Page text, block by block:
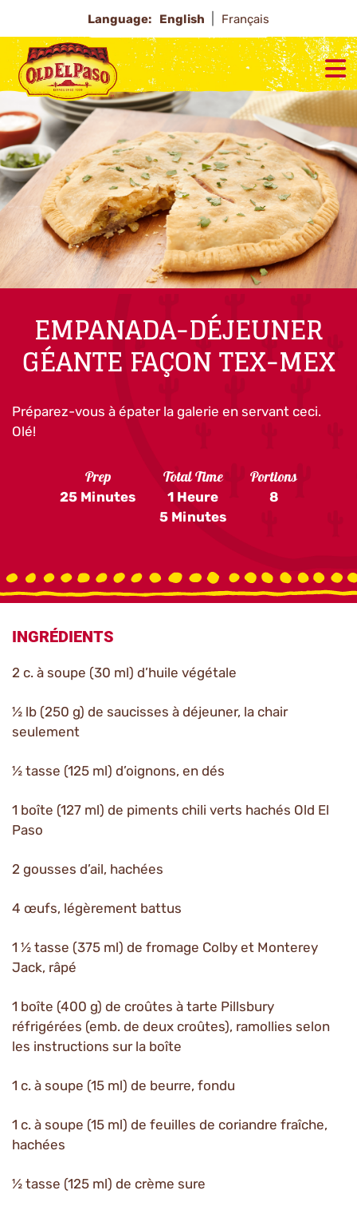
Language: English Français
EMPANADA-DÉJEUNER
GÉANTE FAÇON TEX-MEX
Préparez-vous à épater la galerie en servant ceci.
Olé!
Prep
25 Minutes
Total Time
1 Heure
5 Minutes
Portions
8
INGRÉDIENTS
2 c. à soupe (30 ml) d’huile végétale
½ lb (250 g) de saucisses à déjeuner, la chair
seulement
½ tasse (125 ml) d’oignons, en dés
1 boîte (127 ml) de piments chili verts hachés Old El
Paso
2 gousses d’ail, hachées
4 œufs, légèrement battus
1 ½ tasse (375 ml) de fromage Colby et Monterey
Jack, râpé
1 boîte (400 g) de croûtes à tarte Pillsbury
réfrigérées (emb. de deux croûtes), ramollies selon
les instructions sur la boîte
1 c. à soupe (15 ml) de beurre, fondu
1 c. à soupe (15 ml) de feuilles de coriandre fraîche,
hachées
½ tasse (125 ml) de crème sure